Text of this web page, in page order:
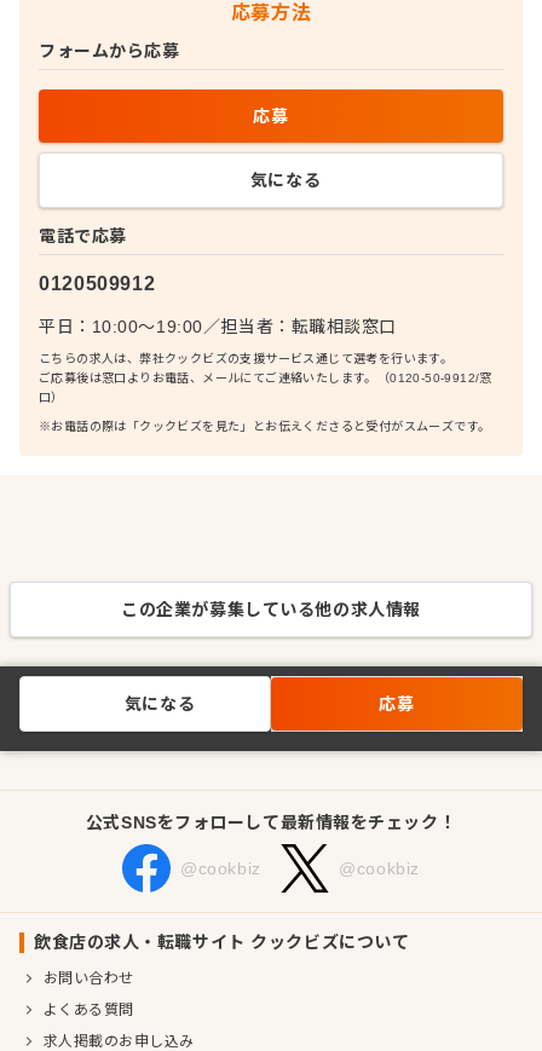
応募方法
電話で応募
0120509912
平日：10:00〜19:00／担当者： 転職相談窓口
こちらの求人は、弊社クックビズの支援サービス通じて選考を行います。
ご応募後は窓口よりお電話、メールにてご連絡いたします。（0120-50-9912/窓
口）
※お電話の際は「クックビズを見た」とお伝えくださると受付がスムーズです。
フォームから応募
応募
気になる
この企業が募集している他の求人情報
気になる 応募
公式SNSをフォローして最新情報をチェック！
@cookbiz @cookbiz
飲食店の求人・転職サイト クックビズについて
お問い合わせ
よくある質問
求人掲載のお申し込み